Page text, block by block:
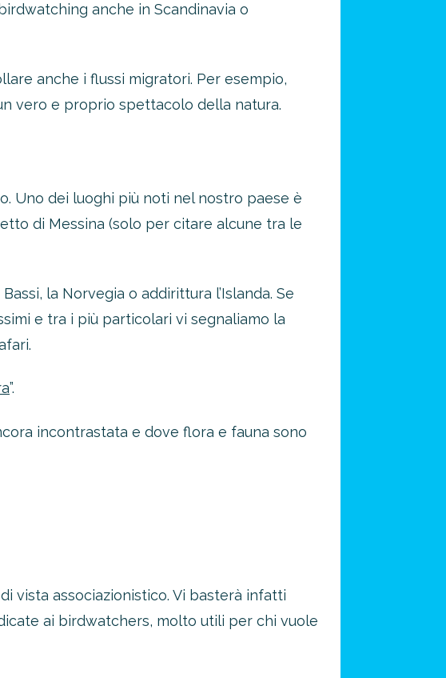
anche in Scandinavia o
anche i flussi migratori. Per esempio,
vero e proprio spettacolo della natura.
Uno dei luoghi più noti nel nostro paese è
di Messina (solo per citare alcune tra le
la Norvegia o addirittura l’Islanda. Se
e tra i più particolari vi segnaliamo la
”.
incontrastata e dove flora e fauna sono
vista associazionistico. Vi basterà infatti
ai birdwatchers, molto utili per chi vuole